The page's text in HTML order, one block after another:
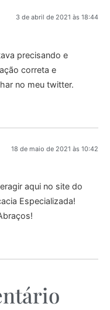
3 de abril de 2021 às 18:44
precisando e
correta e
no meu twitter.
18 de maio de 2021 às 10:42
aqui no site do
Especializada!